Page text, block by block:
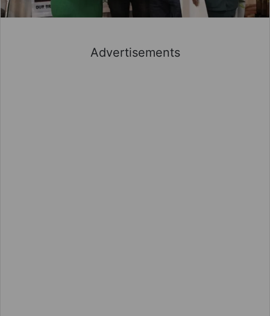
Advertisements